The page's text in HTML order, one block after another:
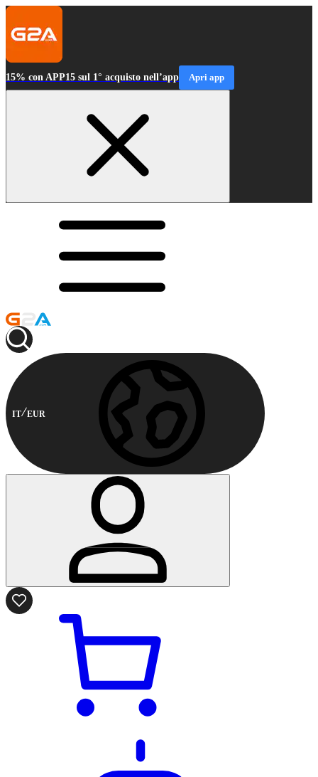
15% con APP15 sul 1° acquisto nell’app Apri app
IT EUR